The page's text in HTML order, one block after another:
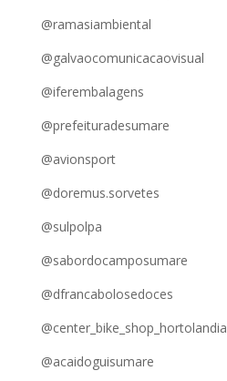
@ramasiambiental
@galvaocomunicacaovisual
@iferembalagens
@prefeituradesumare
@avionsport
@doremus.sorvetes
@sulpolpa
@sabordocamposumare
@dfrancabolosedoces
@center_bike_shop_hortolandia
@acaidoguisumare